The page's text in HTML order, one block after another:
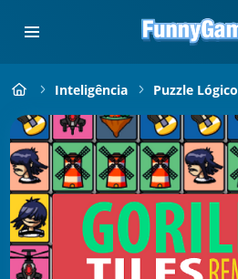
Inteligência Puzzle Lógico